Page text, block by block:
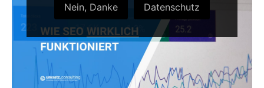
Nein, Danke Datenschutz